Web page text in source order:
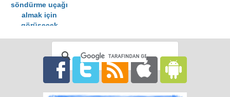
söndürme uçağı
almak için
görüşecek